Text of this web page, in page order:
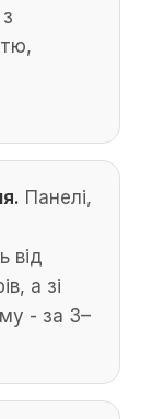
Панелі,
від
а зі
- за 3–